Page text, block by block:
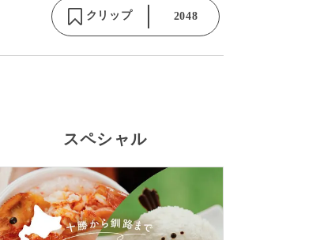
クリップ 2048
スペシャル